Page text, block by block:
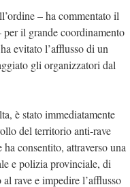
– ha commentato il
per il grande coordinamento
evitato l’afflusso di un
gli organizzatori dal
è stato immediatamente
del territorio anti-rave
consentito, attraverso una
e polizia provinciale, di
rave e impedire l’afflusso